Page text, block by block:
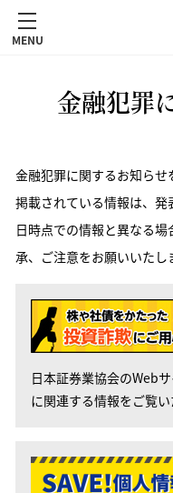
MENU
金融犯罪
金融犯罪に関するお知らせ
掲載されている情報は、
日時点での情報と異なる
承、ご注意をお願いいたし
日本証券業協会のWeb
に関連する情報をご覧い